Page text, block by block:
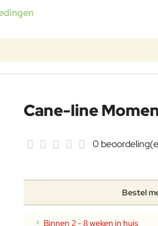
Cane-line
Bestel
0
Binnen 2 - 8 weken in huis